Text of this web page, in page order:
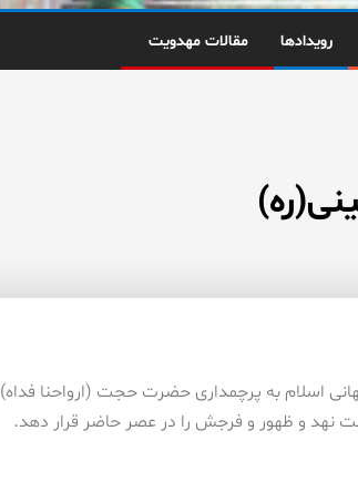
رویدادها مقالات مهدویت
اسلام به پرچمداری حضرت حجت (ارواحنا فداه)
نهد و ظهور و فرجش را در عصر حاضر قرار دهد.